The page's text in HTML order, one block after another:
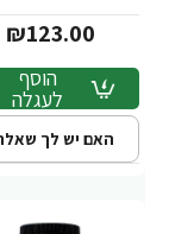
₪123.00
הוסף
לעגלה
האם יש לך